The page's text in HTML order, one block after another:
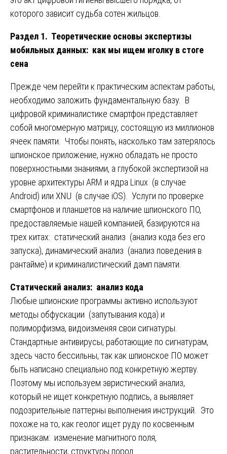
которого зависит судьба сотен жильцов.
Раздел 1. Теоретические основы экспертизы
мобильных данных: как мы ищем иголку в стоге
сена
Прежде чем перейти к практическим аспектам работы,
необходимо заложить фундаментальную базу. В
цифровой криминалистике смартфон представляет
собой многомерную матрицу, состоящую из миллионов
ячеек памяти. Чтобы понять, насколько там затерялось
шпионское приложение, нужно обладать не просто
поверхностными знаниями, а глубокой экспертизой на
уровне архитектуры ARM и ядра Linux (в случае
Android) или XNU (в случае iOS). Услуги по проверке
смартфонов и планшетов на наличие шпионского ПО,
предоставляемые нашей компанией, базируются на
трех китах: статический анализ (анализ кода без его
запуска), динамический анализ (анализ поведения в
рантайме) и криминалистический дамп памяти.
Статический анализ: анализ кода
Любые шпионские программы активно используют
методы обфускации (запутывания кода) и
полиморфизма, видоизменяя свои сигнатуры.
Стандартные антивирусы, работающие по сигнатурам,
здесь часто бессильны, так как шпионское ПО может
быть написано специально под конкретную жертву.
Поэтому мы используем эвристический анализ,
который не ищет конкретную подпись, а выявляет
подозрительные паттерны выполнения инструкций. Это
похоже на то, как геолог ищет руду по косвенным
признакам: изменение магнитного поля,
растительности, структуры пород.